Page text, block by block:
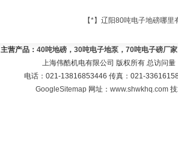
【*】辽阳80吨电子地磅哪里
主营产品： 40吨地磅，30吨电子地泵，70吨电子磅厂
上海伟酷机电有限公司 版权所有 总访问量
电话：021-13816853446 传真：021-
GoogleSitemap 网址：www.shwkhq.com